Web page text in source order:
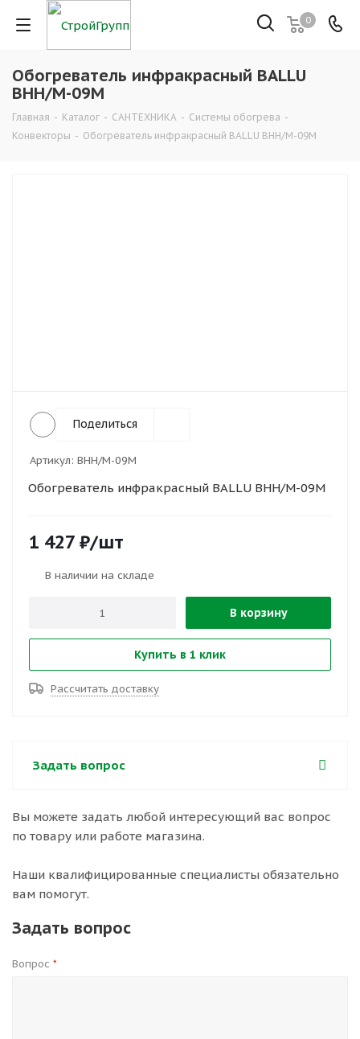
0
Обогреватель инфракрасный BALLU
BHH/M-09M
Главная - Каталог - САНТЕХНИКА - Системы обогрева -
Конвекторы - Обогреватель инфракрасный BALLU BHH/M-09M
Поделиться
Артикул: BHH/M-09M
Обогреватель инфракрасный BALLU BHH/M-09M
1 427 ₽/шт
В наличии на складе
В корзину
Купить в 1 клик
Рассчитать доставку
Задать вопрос
Вы можете задать любой интересующий вас вопрос
по товару или работе магазина.
Наши квалифицированные специалисты обязательно
вам помогут.
Задать вопрос
Вопрос *